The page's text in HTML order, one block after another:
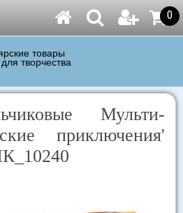
0
товары
творчества
Мульти-
приключения'